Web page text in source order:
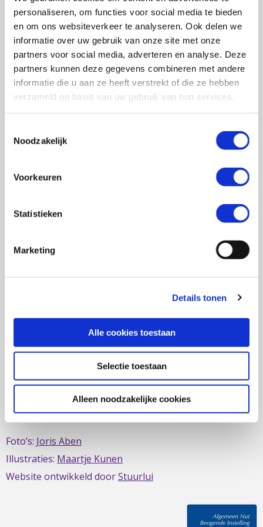
personaliseren, om functies voor social media te bieden
en om ons websiteverkeer te analyseren. Ook delen we
informatie over uw gebruik van onze site met onze
partners voor social media, adverteren en analyse. Deze
partners kunnen deze gegevens combineren met andere
informatie die u aan ze heeft verstrekt of die ze hebben
verzameld op basis van uw gebruik van hun services.
Noodzakelijk
Voorkeuren
Statistieken
Marketing
Details tonen
Alle cookies toestaan
Selectie toestaan
Alleen noodzakelijke cookies
0348 – 43 29 20(algemene nummer)
(ma t/m do: van 10.00 tot 14.30 uur)
info@crohn-colitis.nl
0348 – 420 780 (ervaringsdeskundigenlijn)
(ma t/m do: van 10:00 tot 12:30 uur)
ervaringsdeskundigen@crohn-colitis.nl
voor mensen met chronische darmziektes zoals de ziekte
van Crohn, colitis ulcerosa en microscopische colitis.
Deze ontstekingsziektes noemt men ook wel
Inflammatory Bowel Disease (IBD). Crohn & Colitis NL zet
zich al sinds 1979 in om de belangen van mensen met
IBD te behartigen. Evenals de belangen van mensen met
short bowel/darmfalen.
Deze website is mede mogelijk gemaakt door het
Fonds
Foto’s: Joris Aben
Illustraties: Maartje Kunen
Website ontwikkeld doorStuurlui